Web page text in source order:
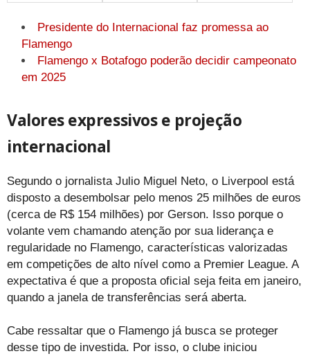
Presidente do Internacional faz promessa ao
Flamengo
Flamengo x Botafogo poderão decidir campeonato
em 2025
Valores expressivos e projeção
internacional
Segundo o jornalista Julio Miguel Neto, o Liverpool está
disposto a desembolsar pelo menos 25 milhões de euros
(cerca de R$ 154 milhões) por Gerson. Isso porque o
volante vem chamando atenção por sua liderança e
regularidade no Flamengo, características valorizadas
em competições de alto nível como a Premier League. A
expectativa é que a proposta oficial seja feita em janeiro,
quando a janela de transferências será aberta.
Cabe ressaltar que o Flamengo já busca se proteger
desse tipo de investida. Por isso, o clube iniciou